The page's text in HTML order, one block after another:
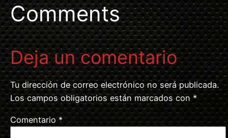
Comments
Deja un comentario
Tu dirección de correo electrónico no será publicada.
Los campos obligatorios están marcados con *
Comentario*